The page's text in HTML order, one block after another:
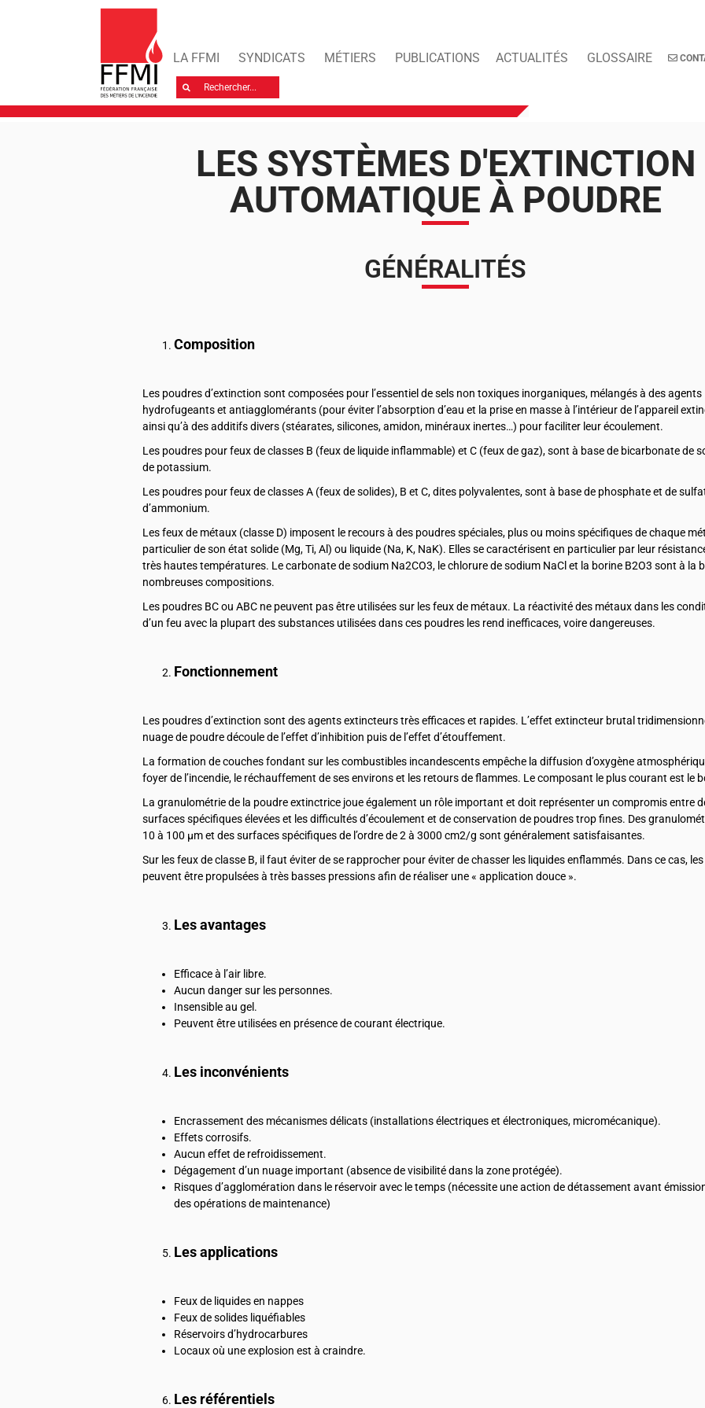
LA FFMI SYNDICATS MÉTIERS PUBLICATIONS ACTUALITÉS GLOSSAIRE
Rechercher
LES SYSTÈMES D'EXTINCTION
AUTOMATIQUE À POUDRE
GÉNÉRALITÉS
Composition
Les poudres d’extinction sont composées pour l’essentiel de sels non toxiques inorganiques, mélangés à des agents
hydrofugeants et antiagglomérants (pour éviter l’absorption d’eau et la prise en masse à l’intérieur de l’appareil
ainsi qu’à des additifs divers (stéarates, silicones, amidon, minéraux inertes…) pour faciliter leur écoulement.
Les poudres pour feux de classes B (feux de liquide inflammable) et C (feux de gaz), sont à base de bicarbonate de
de potassium.
Les poudres pour feux de classes A (feux de solides), B et C, dites polyvalentes, sont à base de phosphate et de
d’ammonium.
Les feux de métaux (classe D) imposent le recours à des poudres spéciales, plus ou moins spécifiques de chaque
particulier de son état solide (Mg, Ti, Al) ou liquide (Na, K, NaK). Elles se caractérisent en particulier par leur
très hautes températures. Le carbonate de sodium Na2CO3, le chlorure de sodium NaCl et la borine B2O3 sont à la
nombreuses compositions.
Les poudres BC ou ABC ne peuvent pas être utilisées sur les feux de métaux. La réactivité des métaux dans les
d’un feu avec la plupart des substances utilisées dans ces poudres les rend inefficaces, voire dangereuses.
Fonctionnement
Les poudres d’extinction sont des agents extincteurs très efficaces et rapides. L’effet extincteur brutal
nuage de poudre découle de l’effet d’inhibition puis de l’effet d’étouffement.
La formation de couches fondant sur les combustibles incandescents empêche la diffusion d’oxygène
foyer de l’incendie, le réchauffement de ses environs et les retours de flammes. Le composant le plus courant est le
La granulométrie de la poudre extinctrice joue également un rôle important et doit représenter un compromis entre
surfaces spécifiques élevées et les difficultés d’écoulement et de conservation de poudres trop fines. Des
10 à 100 µm et des surfaces spécifiques de l’ordre de 2 à 3000 cm2/g sont généralement satisfaisantes.
Sur les feux de classe B, il faut éviter de se rapprocher pour éviter de chasser les liquides enflammés. Dans ce cas,
peuvent être propulsées à très basses pressions afin de réaliser une « application douce ».
Les avantages
Efficace à l’air libre.
Aucun danger sur les personnes.
Insensible au gel.
Peuvent être utilisées en présence de courant électrique.
Les inconvénients
Encrassement des mécanismes délicats (installations électriques et électroniques, micromécanique).
Effets corrosifs.
Aucun effet de refroidissement.
Dégagement d’un nuage important (absence de visibilité dans la zone protégée).
Risques d’agglomération dans le réservoir avec le temps (nécessite une action de détassement avant
des opérations de maintenance)
Les applications
Feux de liquides en nappes
Feux de solides liquéfiables
Réservoirs d’hydrocarbures
Locaux où une explosion est à craindre.
Les référentiels